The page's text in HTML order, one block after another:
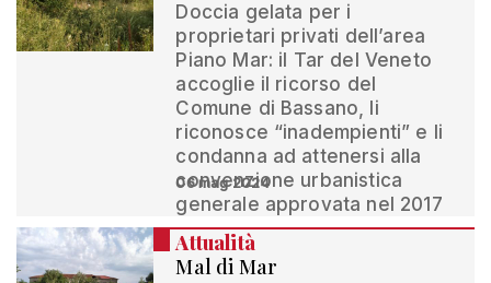
Doccia gelata per i
proprietari privati dell’area
Piano Mar: il Tar del Veneto
accoglie il ricorso del
Comune di Bassano, li
riconosce “inadempienti” e li
condanna ad attenersi alla
convenzione urbanistica
generale approvata nel 2017
06 mag 2024
Attualità
Mal di Mar